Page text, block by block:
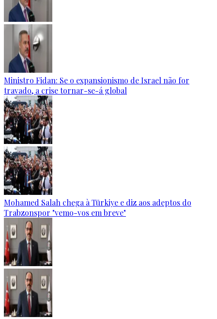
Ministro Fidan: Se o expansionismo de Israel não for
travado, a crise tornar-se-á global
Mohamed Salah chega à Türkiye e diz aos adeptos do
Trabzonspor "vemo-vos em breve"